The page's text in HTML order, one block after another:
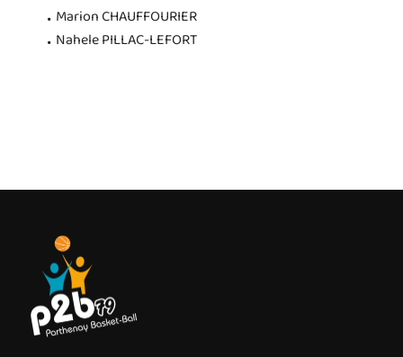
Marion CHAUFFOURIER
Nahele PILLAC-LEFORT